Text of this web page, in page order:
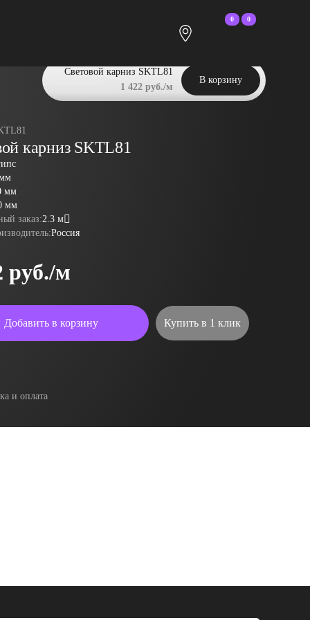
0 0
карниз SKTL81
мм
мм
заказ:2.3 м
Россия
руб./м
Добавить в корзину Купить в 1 клик
Световой карниз SKTL81
1 422 руб./м
В корзину
и оплата